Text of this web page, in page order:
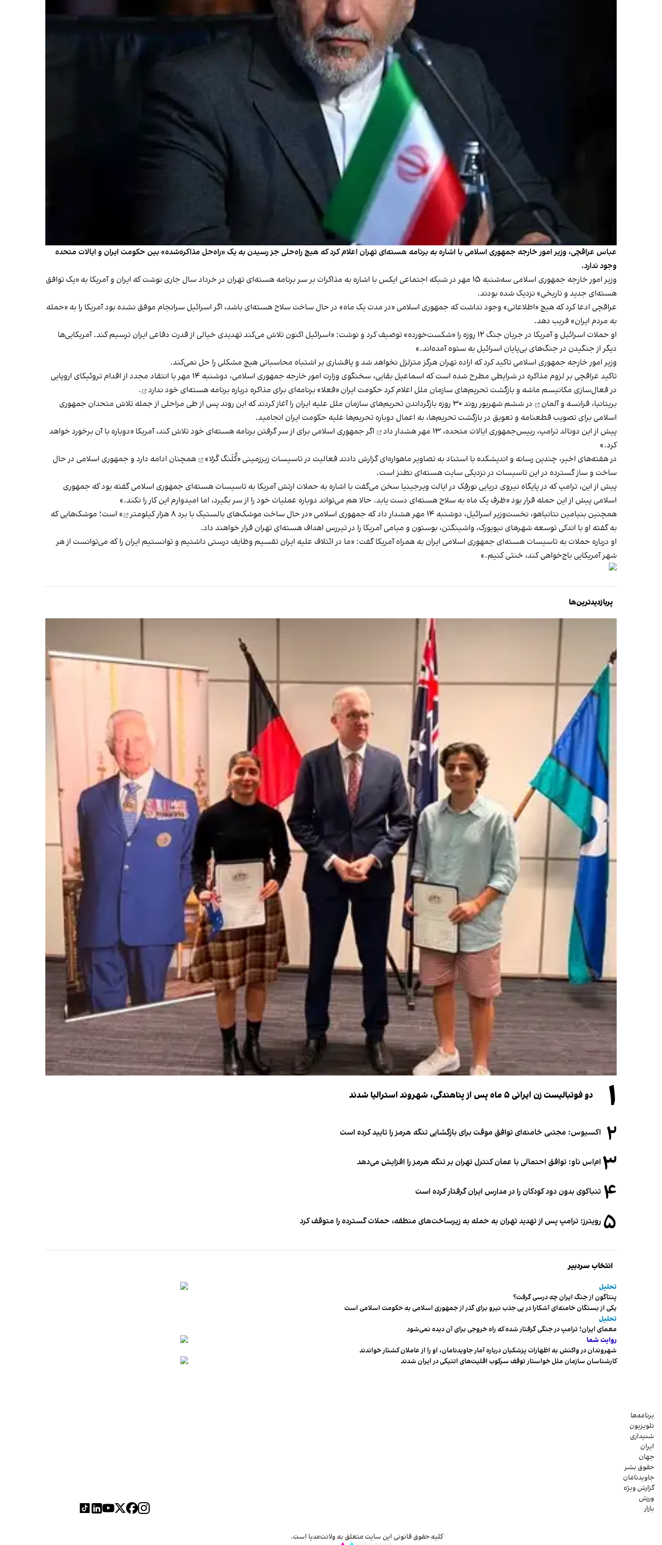
عباس عراقچی، وزیر امور خارجه جمهوری اسلامی با اشاره به برنامه هسته‌ای تهران اعلام کرد که هیچ راه‌حلی جز رسیدن به یک «راه‌حل مذاکره‌شده» بین حکومت ایران و ایالات متحده
وجود ندارد.
وزیر امور خارجه جمهوری اسلامی سه‌شنبه ۱۵ مهر در شبکه اجتماعی ایکس با اشاره به مذاکرات بر سر برنامه هسته‌ای تهران در خرداد سال جاری نوشت که ایران و آمریکا به «یک توافق
هسته‌ای جدید و تاریخی» نزدیک شده بودند.
عراقچی ادعا کرد که هیچ «اطلاعاتی» وجود نداشت که جمهوری اسلامی «در مدت یک ماه» در حال ساخت سلاح هسته‌ای باشد، اگر اسرائیل سرانجام موفق نشده بود آمریکا را به «حمله
به مردم ایران» فریب دهد.
او حملات اسرائیل و آمریکا در جریان جنگ ۱۲ روزه را «شکست‌خورده» توصیف کرد و نوشت: «اسرائیل اکنون تلاش می‌کند تهدیدی خیالی از قدرت دفاعی ایران ترسیم کند. آمریکایی‌ها
دیگر از جنگیدن در جنگ‌های بی‌پایان اسرائیل به ستوه آمده‌اند.»
وزیر امور خارجه جمهوری اسلامی تاکید کرد که اراده تهران هرگز متزلزل نخواهد شد و پافشاری بر اشتباه محاسباتی هیچ مشکلی را حل نمی‌کند.
تاکید عراقچی بر لزوم مذاکره در شرایطی مطرح شده است که اسماعیل بقایی، سخنگوی وزارت امور خارجه جمهوری اسلامی، دوشنبه ۱۴ مهر با انتقاد مجدد از اقدام تروئیکای اروپایی
در فعال‌سازی مکانیسم ماشه و بازگشت تحریم‌های سازمان ملل اعلام کردحکومت ایران «فعلا» برنامه‌ای برای مذاکره درباره برنامه هسته‌ای خود ندارد
.
بریتانیا، فرانسه و آلمان
در ششم شهریور روند ۳۰ روزه بازگرداندن تحریم‌های سازمان ملل علیه ایران را آغاز کردند که این روند پس از طی مراحلی از جمله تلاش متحدان جمهوری
اسلامی برای تصویب قطعنامه و تعویق در بازگشت تحریم‌ها، به اعمال دوباره تحریم‌ها علیه حکومت ایران انجامید.
پیش از این دونالد ترامپ، رییس‌جمهوری ایالات متحده، ۱۳ مهر
هشدار داد
اگر جمهوری اسلامی برای از سر گرفتن برنامه هسته‌ای‌ خود تلاش کند، آمریکا «دوباره با آن برخورد خواهد
کرد.»
در هفته‌های اخیر، چندین رسانه و اندیشکده با استناد به تصاویر ماهواره‌ای گزارش دادند فعالیت درتاسیسات زیرزمینی «کُلَنگ گَزلا»
همچنان ادامه دارد و جمهوری اسلامی در حال
ساخت و ساز گسترده در این تاسیسات در نزدیکی سایت هسته‌ای نطنز است.
پیش از این، ترامپ که در پایگاه نیروی دریایی نورفِک در ایالت ویرجینیا سخن می‌گفت با اشاره به حملات ارتش آمریکا به تاسیسات هسته‌ای جمهوری اسلامی گفته بود که جمهوری
اسلامی پیش از این حمله قرار بود «ظرف یک ماه به سلاح هسته‌ای دست یابد. حالا هم می‌تواند دوباره عملیات خود را از سر بگیرد، اما امیدوارم این کار را نکند.»
همچنین بنیامین نتانیاهو، نخست‌وزیر اسرائیل، دوشنبه ۱۴ مهر هشدار داد که جمهوری اسلامی «
در حال ساخت موشک‌های بالستیک با برد ۸ هزار کیلومتر
» است؛ موشک‌هایی که
به گفته او با اندکی توسعه شهرهای نیویورک، واشینگتن، بوستون و میامی آمریکا را در تیررس اهداف هسته‌ای تهران قرار خواهند داد.
او درباره حملات به تاسیسات هسته‌ای جمهوری اسلامی ایران به همراه آمریکا گفت: «ما در ائتلاف علیه ایران تقسیم وظایف درستی داشتیم و توانستیم ایران را که می‌توانست از هر
شهر آمریکایی باج‌خواهی کند، خنثی کنیم.»
پربازدیدترین‌ها
۱ دو فوتبالیست زن ایرانی ۵ ماه پس از پناهندگی، شهروند استرالیا شدند
۲ اکسیوس: مجتبی خامنه‌ای توافق موقت برای بازگشایی تنگه هرمز را تایید کرده است
۳ ام‌اس ناو: توافق احتمالی با عمان کنترل تهران بر تنگه هرمز را افزایش می‌دهد
۴ تنباکوی بدون دود کودکان را در مدارس ایران گرفتار کرده است
۵ رویترز: ترامپ پس از تهدید تهران به حمله به زیرساخت‌های منطقه، حملات گسترده را متوقف کرد
انتخاب سردبیر
تحلیل
پنتاگون از جنگ ایران چه درسی گرفت؟
یکی از بستگان خامنه‌ای آشکارا در پی جذب نیرو برای گذر از جمهوری اسلامی به حکومت اسلامی است
تحلیل
معمای ایران؛ ترامپ در جنگی گرفتار شده که راه خروجی برای آن دیده نمی‌شود
روایت شما
شهروندان در واکنش به اظهارات پزشکیان درباره آمار جاویدنامان، او را از عاملان کشتار خواندند
کارشناسان سازمان ملل خواستار توقف سرکوب اقلیت‌های اتنیکی در ایران شدند
برنامه‌ها
تلویزیون
شنیداری
ایران
جهان
حقوق بشر
جاویدنامان
گزارش ویژه
ورزش
بازار
کلیه حقوق قانونی این سایت متعلق به ولانت‌مدیا است.